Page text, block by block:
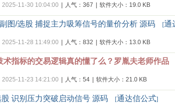
2025-11-30 10:04:00 人气：367 软件大小：19.0 KB
图/选股 捕捉主力吸筹信号的量价分析 源码 [通
2025-11-28 11:49:00 人气：832 软件大小：13.0 KB
术指标的交易逻辑真的懂了么？罗胤夫老师作品
2025-11-23 14:21:00 人气：54 软件大小：21.0 KB
识别压力突破启动信号 源码 [通达信公式]